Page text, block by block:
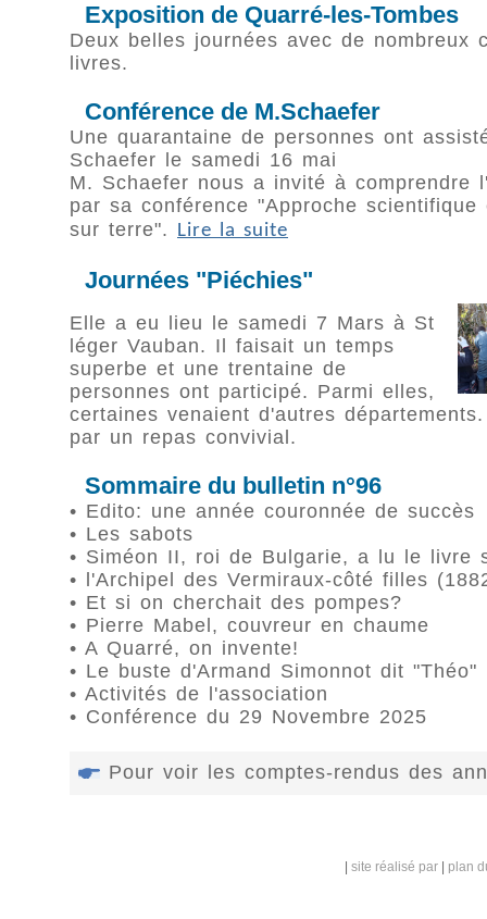
Exposition de Quarré-les-Tombes
Deux belles journées avec de nombreux
livres.
Conférence de M.Schaefer
Une quarantaine de personnes ont
Schaefer le samedi 16 mai
M. Schaefer nous a invité à comprendre
par sa conférence "Approche
sur terre". Lire la suite
Journées "Piéchies"
Elle a eu lieu le samedi 7 Mars à St
léger Vauban. Il faisait un temps
superbe et une trentaine de
personnes ont participé. Parmi elles,
certaines venaient d'autres
par un repas convivial.
Sommaire du bulletin n°96
• Edito: une année couronnée de succès
• Les sabots
• Siméon II, roi de Bulgarie, a lu le livre
• l'Archipel des Vermiraux-côté filles
• Et si on cherchait des pompes?
• Pierre Mabel, couvreur en chaume
• A Quarré, on invente!
• Le buste d'Armand Simonnot dit "Théo"
• Activités de l'association
• Conférence du 29 Novembre 2025
Pour voir les comptes-rendus des
site réalisé par plan